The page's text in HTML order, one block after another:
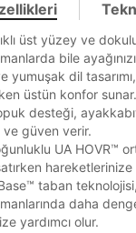
üst yüzey ve
bile
yumuşak dil
üstün konfor sunar.
desteği,
güven verir.
UA HOVR™
hareketlerinize
taban
daha
yardımcı olur.